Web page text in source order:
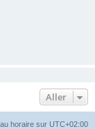
Aller
horaire sur UTC+02:00